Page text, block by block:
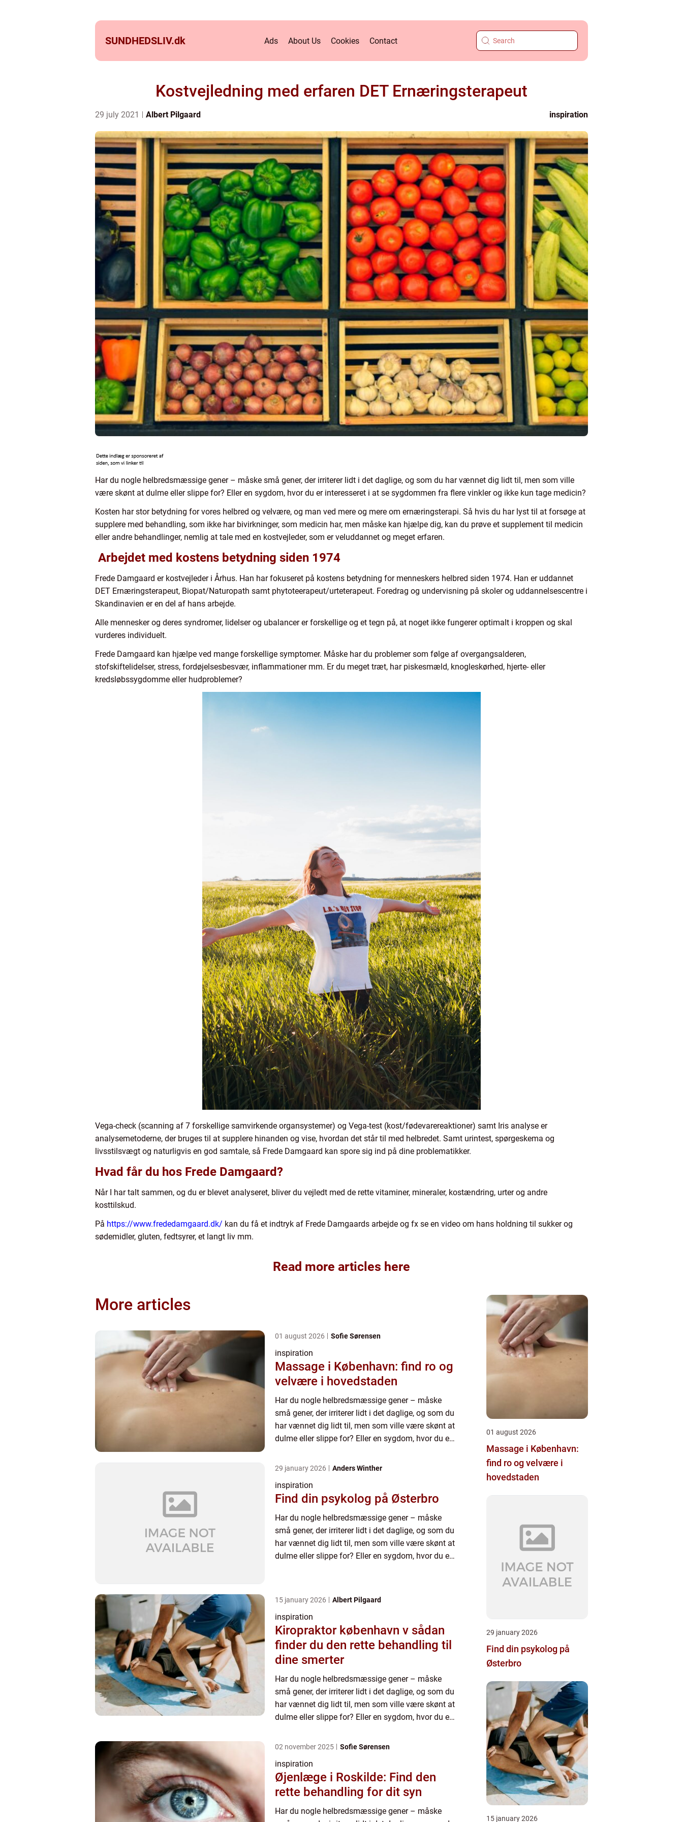
SUNDHEDSLIV.dk Ads About Us Cookies Contact
Kostvejledning med erfaren DET Ernæringsterapeut
29 july 2021 Albert Pilgaard inspiration
Har du nogle helbredsmæssige gener – måske små gener, der irriterer lidt i det daglige, og som du har vænnet dig lidt til, men som ville
være skønt at dulme eller slippe for? Eller en sygdom, hvor du er interesseret i at se sygdommen fra flere vinkler og ikke kun tage medicin?
Kosten har stor betydning for vores helbred og velvære, og man ved mere og mere om ernæringsterapi. Så hvis du har lyst til at forsøge at
supplere med behandling, som ikke har bivirkninger, som medicin har, men måske kan hjælpe dig, kan du prøve et supplement til medicin
eller andre behandlinger, nemlig at tale med en kostvejleder, som er veluddannet og meget erfaren.
Arbejdet med kostens betydning siden 1974
Frede Damgaard er kostvejleder i Århus. Han har fokuseret på kostens betydning for menneskers helbred siden 1974. Han er uddannet
DET Ernæringsterapeut, Biopat/Naturopath samt phytoteerapeut/urteterapeut. Foredrag og undervisning på skoler og uddannelsescentre i
Skandinavien er en del af hans arbejde.
Alle mennesker og deres syndromer, lidelser og ubalancer er forskellige og et tegn på, at noget ikke fungerer optimalt i kroppen og skal
vurderes individuelt.
Frede Damgaard kan hjælpe ved mange forskellige symptomer. Måske har du problemer som følge af overgangsalderen,
stofskiftelidelser, stress, fordøjelsesbesvær, inflammationer mm. Er du meget træt, har piskesmæld, knogleskørhed, hjerte- eller
kredsløbssygdomme eller hudproblemer?
Vega-check (scanning af 7 forskellige samvirkende organsystemer) og Vega-test (kost/fødevarereaktioner) samt Iris analyse er
analysemetoderne, der bruges til at supplere hinanden og vise, hvordan det står til med helbredet. Samt urintest, spørgeskema og
livsstilsvægt og naturligvis en god samtale, så Frede Damgaard kan spore sig ind på dine problematikker.
Hvad får du hos Frede Damgaard?
Når I har talt sammen, og du er blevet analyseret, bliver du vejledt med de rette vitaminer, mineraler, kostændring, urter og andre
kosttilskud.
På https://www.frededamgaard.dk/ kan du få et indtryk af Frede Damgaards arbejde og fx se en video om hans holdning til sukker og
sødemidler, gluten, fedtsyrer, et langt liv mm.
Read more articles here
More articles
01 august 2026 Sofie Sørensen
inspiration
Massage i København: find ro og
velvære i hovedstaden
Har du nogle helbredsmæssige gener – måske
små gener, der irriterer lidt i det daglige, og som du
har vænnet dig lidt til, men som ville være skønt at
dulme eller slippe for? Eller en sygdom, hvor du er
29 january 2026 Anders Winther
inspiration
Find din psykolog på Østerbro
Har du nogle helbredsmæssige gener – måske
små gener, der irriterer lidt i det daglige, og som du
har vænnet dig lidt til, men som ville være skønt at
dulme eller slippe for? Eller en sygdom, hvor du er
15 january 2026 Albert Pilgaard
inspiration
Kiropraktor københavn v sådan
finder du den rette behandling til
dine smerter
Har du nogle helbredsmæssige gener – måske
små gener, der irriterer lidt i det daglige, og som du
har vænnet dig lidt til, men som ville være skønt at
dulme eller slippe for? Eller en sygdom, hvor du er
02 november 2025 Sofie Sørensen
inspiration
Øjenlæge i Roskilde: Find den
rette behandling for dit syn
Har du nogle helbredsmæssige gener – måske
01 august 2026
Massage i København:
find ro og velvære i
hovedstaden
29 january 2026
Find din psykolog på
Østerbro
15 january 2026